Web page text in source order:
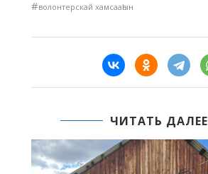
#волонтерскай хамсааһын
ЧИТАТЬ ДАЛЕЕ